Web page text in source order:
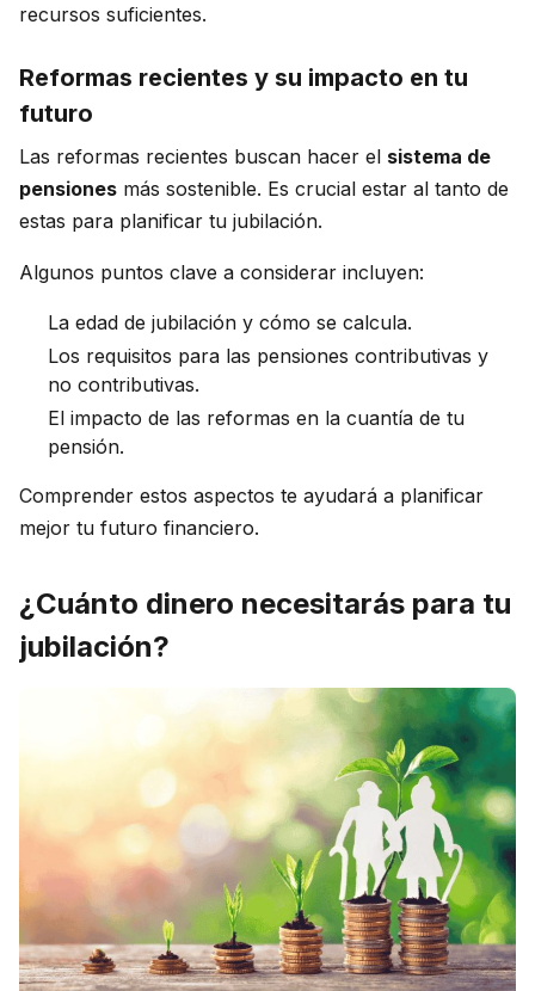
recursos suficientes.
Reformas recientes y su impacto en tu
futuro
Las reformas recientes buscan hacer el sistema de
pensiones más sostenible. Es crucial estar al tanto de
estas para planificar tu jubilación.
Algunos puntos clave a considerar incluyen:
La edad de jubilación y cómo se calcula.
Los requisitos para las pensiones contributivas y
no contributivas.
El impacto de las reformas en la cuantía de tu
pensión.
Comprender estos aspectos te ayudará a planificar
mejor tu futuro financiero.
¿Cuánto dinero necesitarás para tu
jubilación?